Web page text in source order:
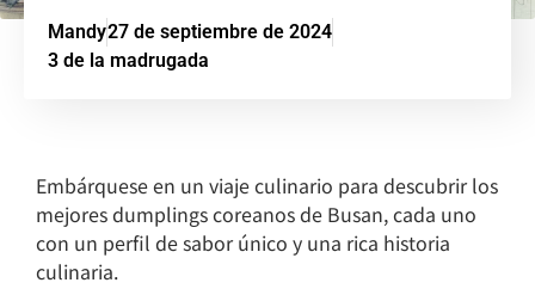
Mandy27 de septiembre de 2024
3 de la madrugada
Embárquese en un viaje culinario para descubrir los
mejores dumplings coreanos de Busan, cada uno
con un perfil de sabor único y una rica historia
culinaria.